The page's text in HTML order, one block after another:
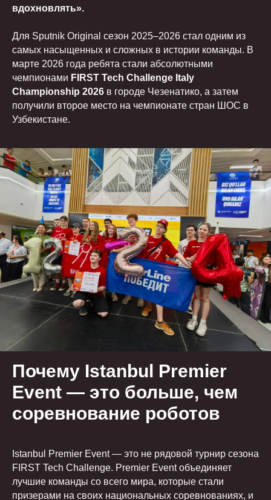
вдохновлять».
Для Sputnik Original сезон 2025–2026 стал одним из
самых насыщенных и сложных в истории команды. В
марте 2026 года ребята стали абсолютными
чемпионами FIRST Tech Challenge Italy
Championship 2026 в городе Чезенатико, а затем
получили второе место на чемпионате стран ШОС в
Узбекистане.
Почему Istanbul Premier
Event — это больше, чем
соревнование роботов
Istanbul Premier Event — это не рядовой турнир сезона
FIRST Tech Challenge. Premier Event объединяет
лучшие команды со всего мира, которые стали
призерами на своих национальных соревнованиях, и